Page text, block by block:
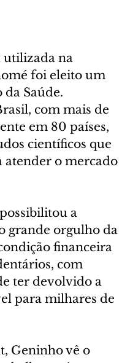
utilizada na
foi eleito um
Saúde.
com mais de
em 80 países,
científicos que
atender o mercado
a
grande orgulho da
financeira
com
ter devolvido a
para milhares de
Geninho vê o